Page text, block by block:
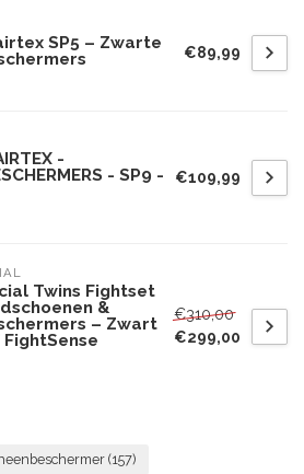
SP5 – Zwarte
€89,99
-
- SP9 -
€109,99
Twins Fightset
&
– Zwart
€310,00
€299,00
(157)